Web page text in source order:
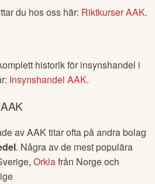
du hos oss här: RiktkurserAAK.
historik för insynshandel i
InsynshandelAAK.
AAK
avAAKtitar ofta på andra bolag
. Några av de mest populära
,Orklafrån Norgeoch